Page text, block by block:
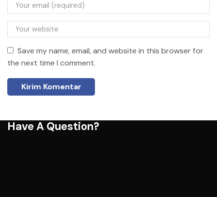
Save my name, email, and website in this browser for
the next time I comment.
Have A Question?